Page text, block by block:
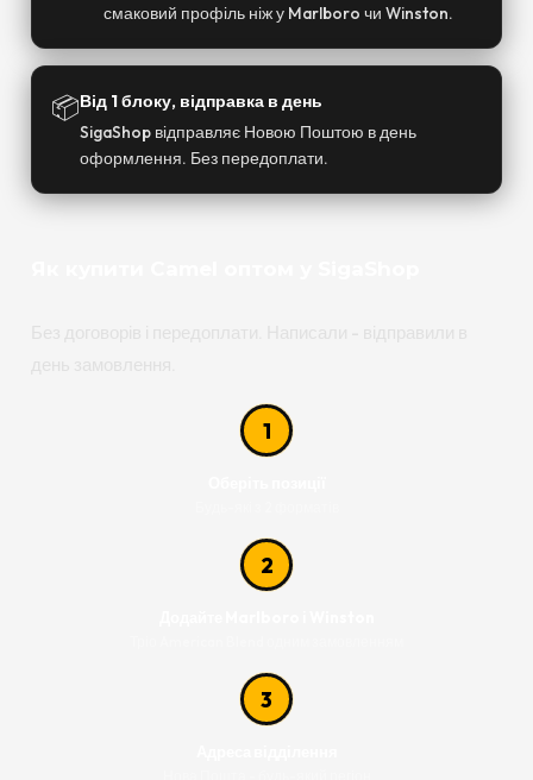
смаковий профіль ніж у Marlboro чи Winston.
📦Від 1 блоку, відправка в день
SigaShop відправляє Новою Поштою в день
оформлення. Без передоплати.
1
2
3